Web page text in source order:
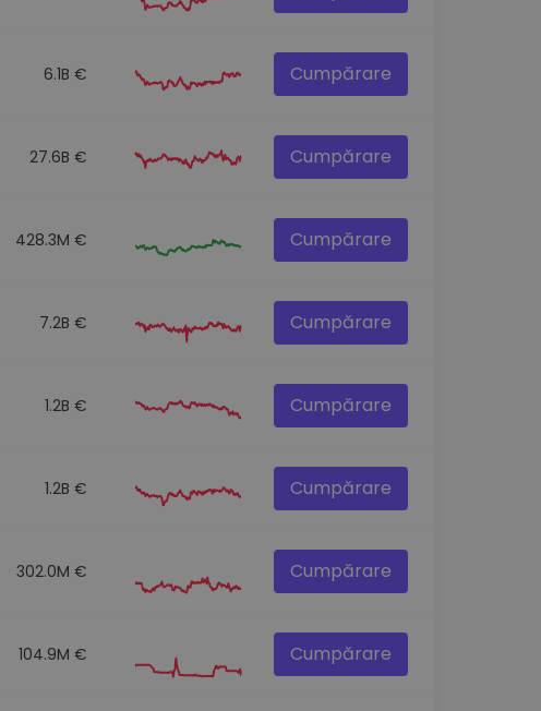
6.1B € Cumpărare
27.6B € Cumpărare
428.3M € Cumpărare
7.2B € Cumpărare
1.2B € Cumpărare
1.2B € Cumpărare
302.0M € Cumpărare
104.9M € Cumpărare